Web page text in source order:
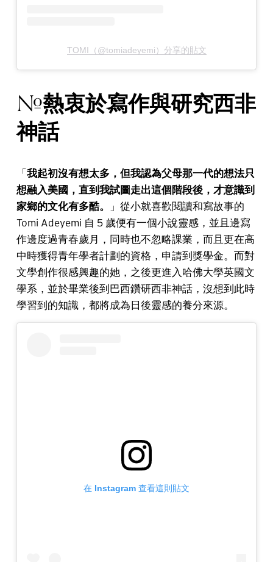
TOMI（@tomiadeyemi）分享的貼文
#熱衷於寫作與研究西非
神話
「我起初沒有想太多，但我認為父母那一代的想法只
想融入美國，直到我試圖走出這個階段後，才意識到
家鄉的文化有多酷。
」從小就喜歡閱讀和寫故事的
Tomi Adeyemi 自 5 歲便有一個小說靈感，並且邊寫
作邊度過青春歲月，同時也不忽略課業，而且更在高
中時獲得青年學者計劃的資格，申請到獎學金。而對
文學創作很感興趣的她，之後更進入哈佛大學英國文
學系，並於畢業後到巴西鑽研西非神話，沒想到此時
學習到的知識，都將成為日後靈感的養分來源。
在 Instagram 查看這則貼文